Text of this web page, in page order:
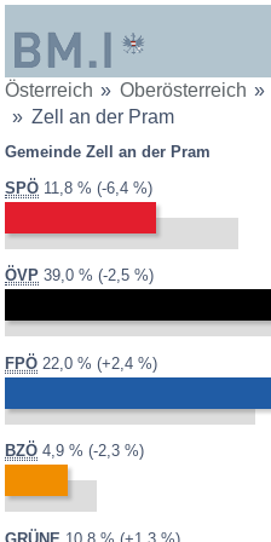
BM.I
Bundesministerium
für
Inneres
Österreich
Sie
befinden
sich
Österreich Oberösterreich
Zell an der Pram
Gemeinde Zell an der Pram
SPÖ 2013:
11,8 % 2008:
18,2 %
Differenz:
-6,4 %
ÖVP 2013:
39,0 % 2008:
41,5 %
Differenz:
-2,5 %
FPÖ 2013:
22,0 % 2008:
19,6 %
Differenz:
+2,4 %
BZÖ 2013:
4,9 % 2008:
7,2 %
Differenz:
-2,3 %
2013: 2008:
9,6 %
Differenz:
Gemeinden in Schärding
Brunnenthal
Diersbach
Dorf an der Pram
Engelhartszell
Enzenkirchen
Esternberg
Freinberg
Kopfing im Innkreis
Mayrhof